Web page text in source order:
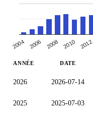
2004 2006 2008 2010 2012
ANNÉE DATE
2026 2026-07-14
2025 2025-07-03